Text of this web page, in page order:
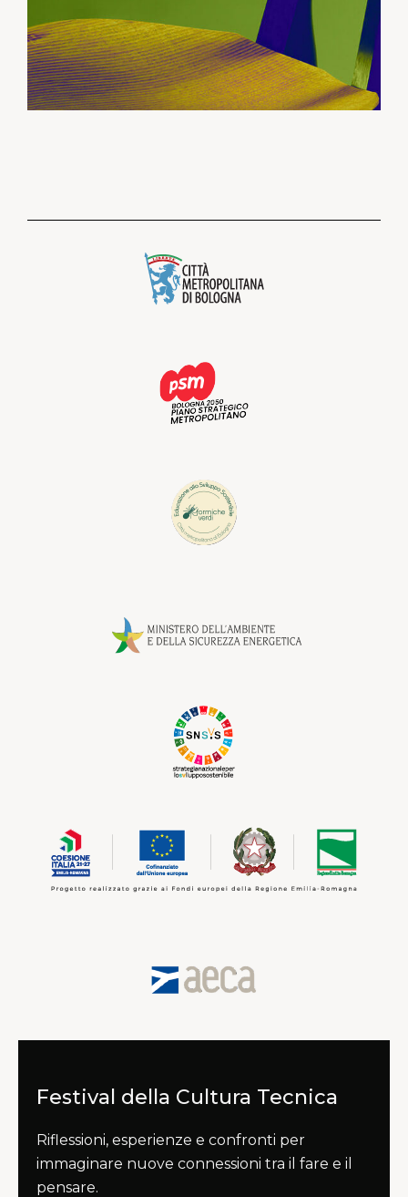
Festival della Cultura Tecnica
Riflessioni, esperienze e confronti per
immaginare nuove connessioni tra il fare e il
pensare.